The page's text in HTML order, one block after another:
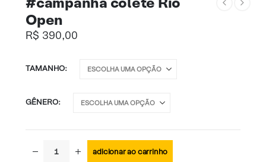
Open
R$ 390,00
TAMANHO
GÊNERO
adicionar ao carrinho